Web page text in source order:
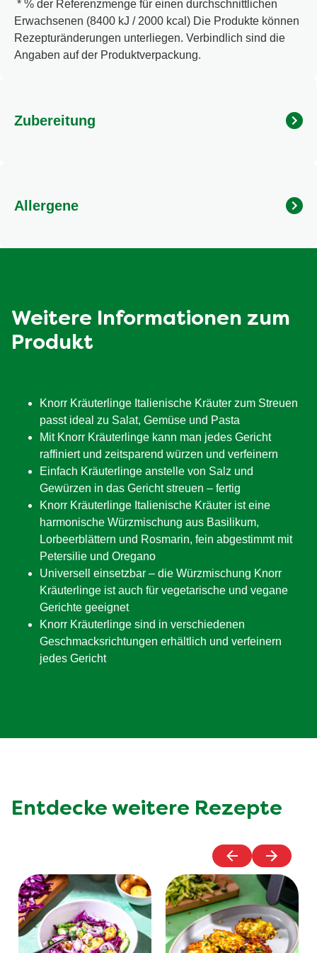
* % der Referenzmenge für einen durchschnittlichen
Erwachsenen (8400 kJ / 2000 kcal) Die Produkte können
Rezepturänderungen unterliegen. Verbindlich sind die
Angaben auf der Produktverpackung.
Zubereitung
Kräuterlinge® nach Belieben einfach in das Gericht
Allergene
Kann Gluten, Ei, Soja, Milch, Sellerie und Senf enthalten.
Weitere Informationen zum
Produkt
Knorr Kräuterlinge Italienische Kräuter zum Streuen
passt ideal zu Salat, Gemüse und Pasta
Mit Knorr Kräuterlinge kann man jedes Gericht
raffiniert und zeitsparend würzen und verfeinern
Einfach Kräuterlinge anstelle von Salz und
Gewürzen in das Gericht streuen – fertig
Knorr Kräuterlinge Italienische Kräuter ist eine
harmonische Würzmischung aus Basilikum,
Lorbeerblättern und Rosmarin, fein abgestimmt mit
Petersilie und Oregano
Universell einsetzbar – die Würzmischung Knorr
Kräuterlinge ist auch für vegetarische und vegane
Gerichte geeignet
Knorr Kräuterlinge sind in verschiedenen
Geschmacksrichtungen erhältlich und verfeinern
jedes Gericht
Entdecke weitere Rezepte